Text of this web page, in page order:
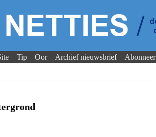
Tip Oor Archief nieuwsbrief Abonneer